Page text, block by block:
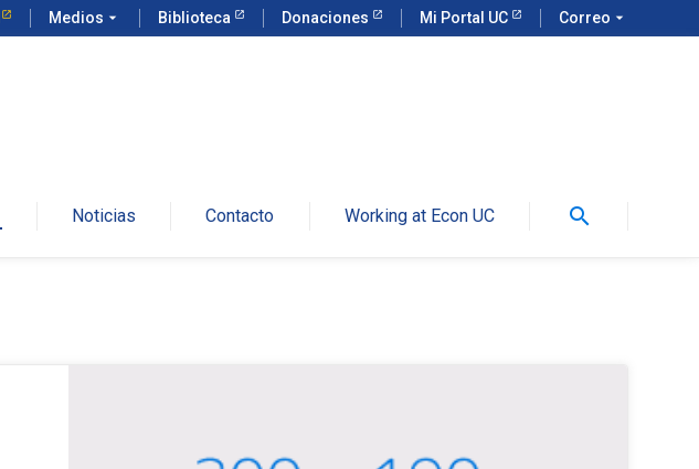
Medios arrow_drop_down Biblioteca Donaciones Mi Portal UC Correo arrow_drop_down
Noticias Contacto Working at Econ UC search